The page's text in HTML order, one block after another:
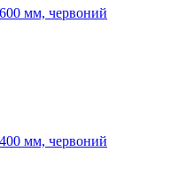
мм, червоний
мм, червоний